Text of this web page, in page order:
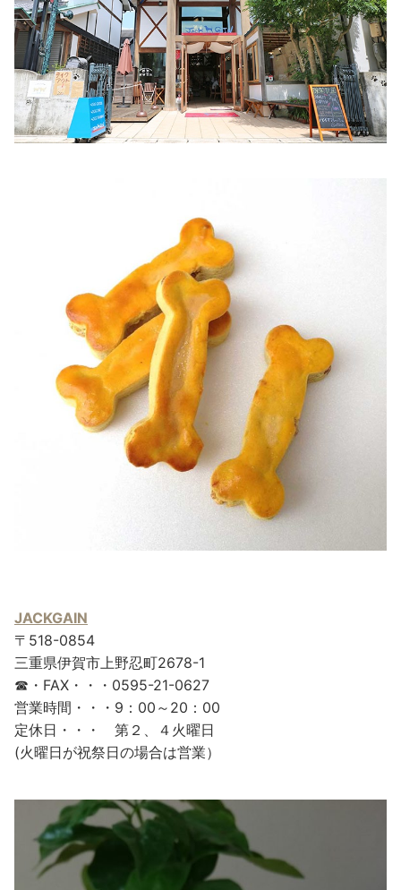
JACKGAIN
〒518-0854
三重県伊賀市上野忍町2678-1
☎・FAX・・・0595-21-0627
営業時間・・・9：00～20：00
定休日・・・ 第２、４火曜日
(火曜日が祝祭日の場合は営業）